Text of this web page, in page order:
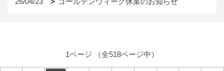
1ページ （全518ページ中）